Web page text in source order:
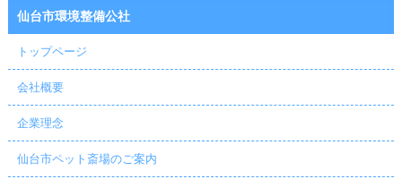
仙台市環境整備公社
トップページ
会社概要
企業理念
仙台市ペット斎場のご案内